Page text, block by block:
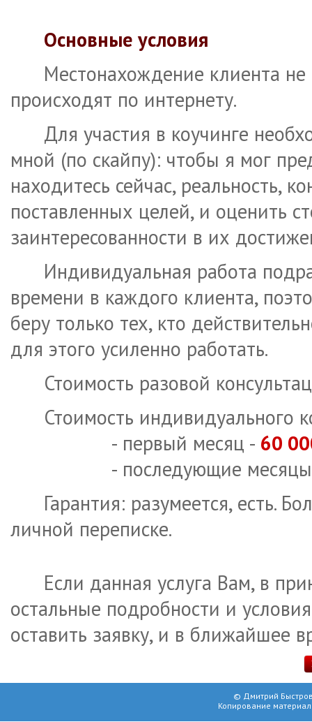
Основные условия
Местонахождение клиента
происходят по интернету.
Для участия в коучинге
мной (по скайпу): чтобы я мог
находитесь сейчас, реальность,
поставленных целей, и оценить
заинтересованности в их
Индивидуальная работа
времени в каждого клиента,
беру только тех, кто
для этого усиленно работать.
Стоимость разовой
Стоимость индивидуального
- первый месяц - 60
- последующие
Гарантия: разумеется, есть.
личной переписке.
Если данная услуга Вам, в
остальные подробности и
оставить заявку, и в ближайшее
© Дмитрий
Копирование